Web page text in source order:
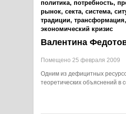
политика, потребность,
рынок, секта, система,
традиции, трансформация,
экономический кризис
Валентина
Помещено 25 февраля 2009
Одним из дефицитных
теоретических объяснений в